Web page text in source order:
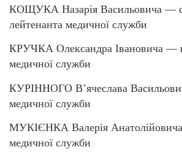
КОЩУКА Назарія Васильовича —
лейтенанта медичної служби
КРУЧКА Олександра Івановича —
медичної служби
КУРІННОГО В’ячеслава
медичної служби
МУКІЄНКА Валерія
медичної служби